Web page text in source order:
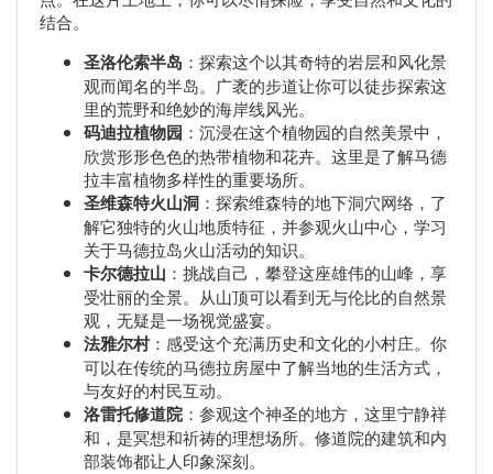
结合。
圣洛伦索半岛 ：探索这个以其奇特的岩层和风化景
观而闻名的半岛。广袤的步道让你可以徒步探索这
里的荒野和绝妙的海岸线风光。
码迪拉植物园 ：沉浸在这个植物园的自然美景中，
欣赏形形色色的热带植物和花卉。这里是了解马德
拉丰富植物多样性的重要场所。
圣维森特火山洞 ：探索维森特的地下洞穴网络，了
解它独特的火山地质特征，并参观火山中心，学习
关于马德拉岛火山活动的知识。
卡尔德拉山 ：挑战自己，攀登这座雄伟的山峰，享
受壮丽的全景。从山顶可以看到无与伦比的自然景
观，无疑是一场视觉盛宴。
法雅尔村：感受这个充满历史和文化的小村庄。你
可以在传统的马德拉房屋中了解当地的生活方式，
与友好的村民互动。
洛雷托修道院：参观这个神圣的地方，这里宁静祥
和，是冥想和祈祷的理想场所。修道院的建筑和内
部装饰都让人印象深刻。